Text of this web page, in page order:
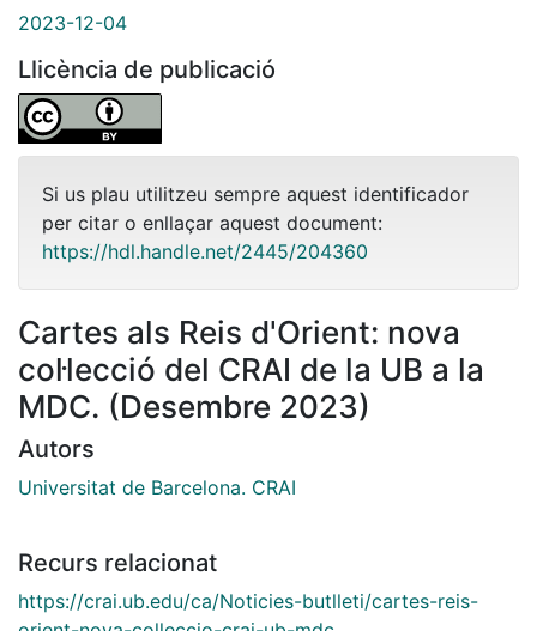
2023-12-04
Llicència de publicació
Si us plau utilitzeu sempre aquest identificador
per citar o enllaçar aquest document:
https://hdl.handle.net/2445/204360
Cartes als Reis d'Orient: nova
col·lecció del CRAI de la UB a la
MDC. (Desembre 2023)
Autors
Universitat de Barcelona. CRAI
Recurs relacionat
https://crai.ub.edu/ca/Noticies-butlleti/cartes-reis-